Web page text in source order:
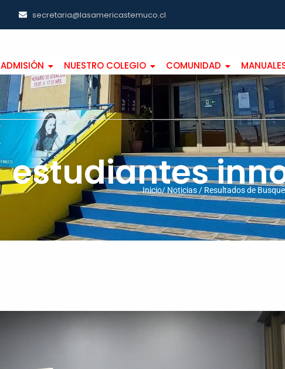
secretaria@lasamericastemuco.cl
ADMISIÓN NUESTRO COLEGIO COMUNIDAD
estudiantes
Inicio/ Noticias / Resultados de